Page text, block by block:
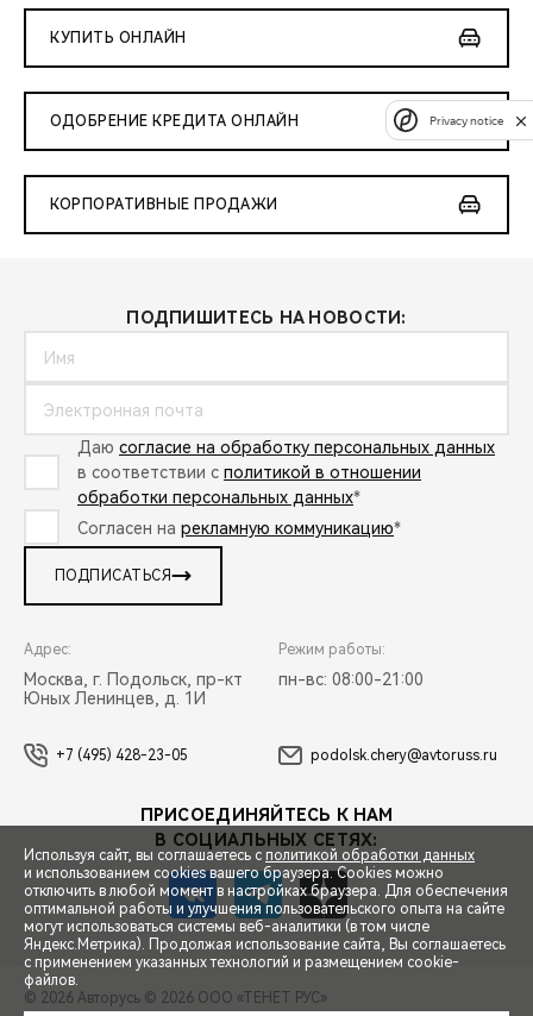
СПЕЦПРЕДЛОЖЕНИЯ
ЗАПИСЬ НА ТЕСТ-ДРАЙВ
КУПИТЬ ОНЛАЙН
ОДОБРЕНИЕ КРЕДИТА ОНЛАЙН
КОРПОРАТИВНЫЕ ПРОДАЖИ
ПОДПИШИТЕСЬ НА НОВОСТИ:
Даю согласие на обработку персональных данных
в соответствии с политикой в отношении
обработки персональных данных*
Согласен на рекламную коммуникацию*
ПОДПИСАТЬСЯ
Адрес:
Москва, г. Подольск, пр-кт
Юных Ленинцев, д. 1И
Режим работы:
пн-вс: 08:00-21:00
+7 (495) 428-23-05 podolsk.chery@avtoruss.ru
ПРИСОЕДИНЯЙТЕСЬ К НАМ
В СОЦИАЛЬНЫХ СЕТЯХ:
© 2026 Авторусь © 2026 ООО «ТЕНЕТ РУС»
Используя сайт, вы соглашаетесь с политикой обработки данных
и использованием cookies вашего браузера. Cookies можно
отключить в любой момент в настройках браузера. Для обеспечения
оптимальной работы и улучшения пользовательского опыта на сайте
могут использоваться системы веб-аналитики (в том числе
Яндекс.Метрика). Продолжая использование сайта, Вы соглашаетесь
с применением указанных технологий и размещением cookie-
файлов.
Privacy notice